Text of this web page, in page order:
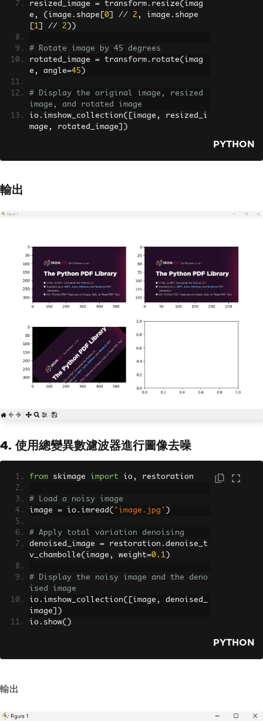
resized_image = transform . resize( imag
e , ( image . shape 0 // 2 , image . shape
1 // 2 ))
# Rotate image by 45 degrees
rotated_image = transform . rotate( imag
e , angle=45 )
# Display the original image, resized
image, and rotated image
io . imshow_collection([ image ,
resized_i
mage , rotated_image ])
PYTHON
輸出
4. 使用總變異數濾波器進行圖像去噪
from skimage import io, restoration
# Load a noisy image
image = io . imread ( 'image.jpg' )
# Apply total variation denoising
denoised_image = restoration . denoise_t
v_chambolle( image , weight=0.1 )
# Display the noisy image and the deno
ised image
io . imshow_collection([ image ,
denoised_
image ])
io . show()
PYTHON
輸出